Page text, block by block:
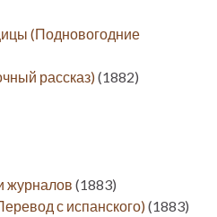
(Подновогодние
рассказ)(1882)
журналов (1883)
с испанского)(1883)